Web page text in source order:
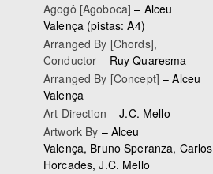
Agogô [Agoboca] – Alceu
Valença(pistas: A4)
Arranged By [Chords],
Conductor – Ruy Quaresma
Arranged By [Concept] –Alceu
Valença
Art Direction –J.C. Mello
Artwork By – Alceu
Valença, Bruno Speranza, Carlos
Horcades,J.C. Mello